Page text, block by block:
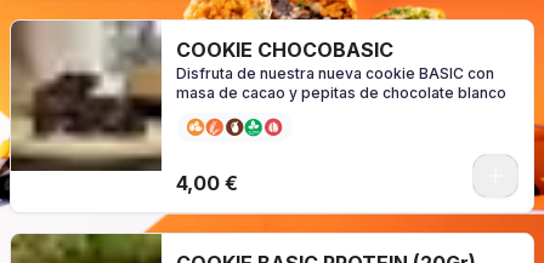
COOKIE CHOCOBASIC
Disfruta de nuestra nueva cookie BASIC con
masa de cacao y pepitas de chocolate blanco
4,00 €